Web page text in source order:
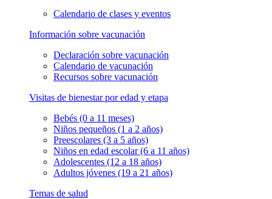
Calendario de clases y eventos
Información sobre vacunación
Declaración sobre vacunación
Calendario de vacunación
Recursos sobre vacunación
Visitas de bienestar por edad y etapa
Bebés (0 a 11 meses)
Niños pequeños (1 a 2 años)
Preescolares (3 a 5 años)
Niños en edad escolar (6 a 11 años)
Adolescentes (12 a 18 años)
Adultos jóvenes (19 a 21 años)
Temas de salud